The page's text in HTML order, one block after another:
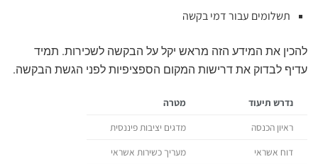
תשלומים עבור דמי בקשה
להכין את המידע הזה מראש יקל על הבקשה לשכירות. תמיד
עדיף לבדוק את דרישות המקום הספציפיות לפני הגשת הבקשה.
נדרש תיעוד
מטרה
ראיון הכנסה
מדגים יציבות פיננסית
דוח אשראי
מעריך כשירות אשראי